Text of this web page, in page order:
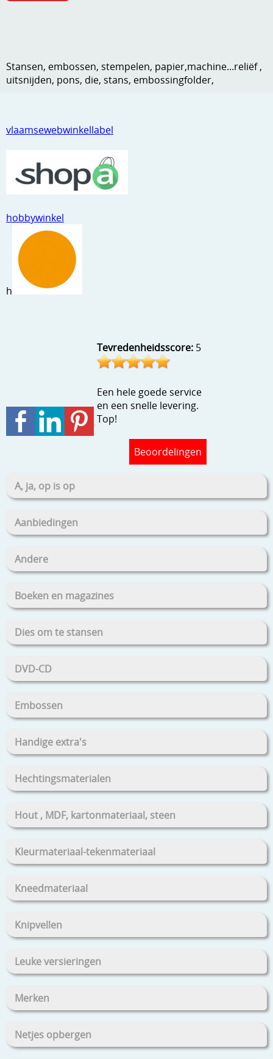
Leuke versieringen
Merken
Papier en karton
Ponsen
Ribbelaar
Speciaal papier
Stans machine en embossing machines
Stempels en zo
vlaamsewebwinkellabel
hobbywinkel
h
Tevredenheidsscore: 5
Een hele goede service
en een snelle levering.
Top!
Beoordelingen
A, ja, op is op
Aanbiedingen
Andere
Boeken en magazines
Dies om te stansen
DVD-CD
Embossen
Handige extra's
Hechtingsmaterialen
Hout , MDF, kartonmateriaal, steen
Kleurmateriaal-tekenmateriaal
Kneedmateriaal
Knipvellen
Leuke versieringen
Merken
Netjes opbergen
Stansen, embossen, stempelen, papier,machine...reliëf ,
uitsnijden, pons, die, stans, embossingfolder,